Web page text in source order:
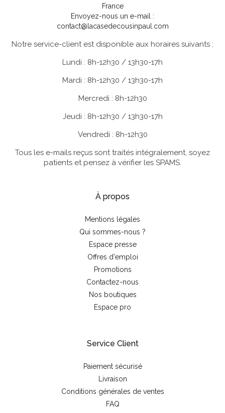
France
Envoyez-nous un e-mail :
contact@lacasedecousinpaul.com
Notre service-client est disponible aux horaires suivants :
Lundi : 8h-12h30 / 13h30-17h
Mardi : 8h-12h30 / 13h30-17h
Mercredi : 8h-12h30
Jeudi : 8h-12h30 / 13h30-17h
Vendredi : 8h-12h30
Tous les e-mails reçus sont traités intégralement, soyez
patients et pensez à vérifier les SPAMS.
À propos
Mentions légales
Qui sommes-nous ?
Espace presse
Offres d'emploi
Promotions
Contactez-nous
Nos boutiques
Espace pro
Service Client
Paiement sécurisé
Livraison
Conditions générales de ventes
FAQ